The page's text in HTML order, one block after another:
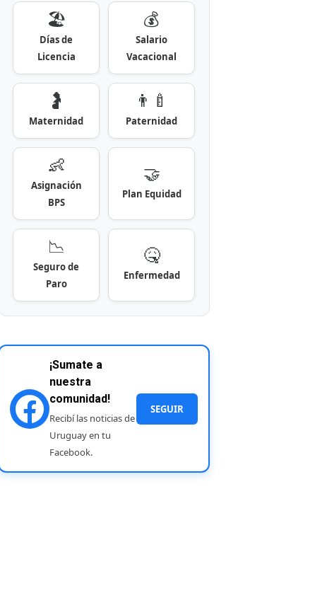
🏖️
Días de
Licencia
💰
Salario
Vacacional
🤰
Maternidad
👨‍🍼
Paternidad
👶
Asignación
BPS
🤝
Plan Equidad
📉
Seguro de
Paro
🤒
Enfermedad
¡Sumate a
nuestra
comunidad!
Recibí las noticias de
Uruguay en tu
Facebook.
SEGUIR